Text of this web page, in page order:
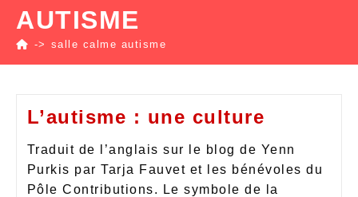
AUTISME
-> salle calme autisme
L’autisme : une culture
Traduit de l’anglais sur le blog de Yenn
Purkis par Tarja Fauvet et les bénévoles du
Pôle Contributions. Le symbole de la